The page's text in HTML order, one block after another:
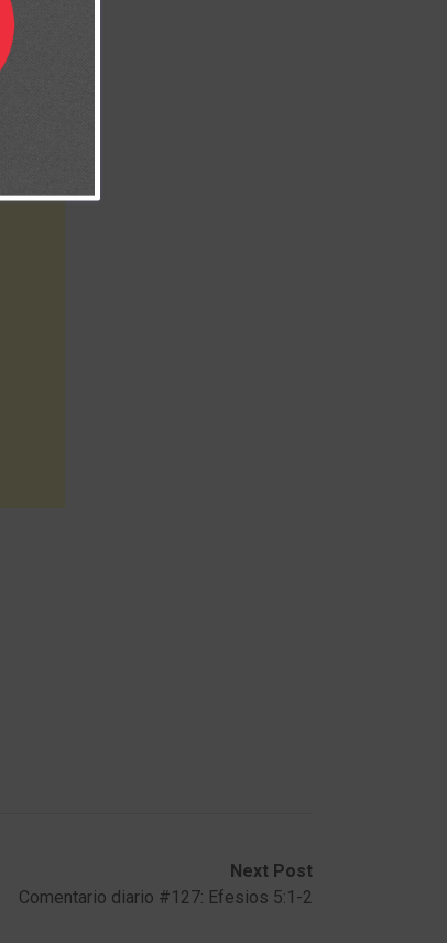
Next Post
Comentario diario #127: Efesios 5:1-2